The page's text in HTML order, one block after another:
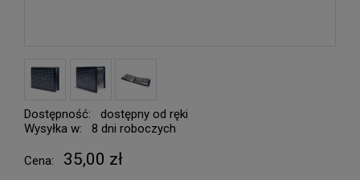
Dostępność:
dostępny od ręki
Wysyłka w:
8 dni roboczych
Cena: 35,00 zł